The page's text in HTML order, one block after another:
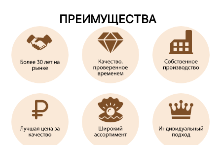
ПРЕИМУЩЕСТВА